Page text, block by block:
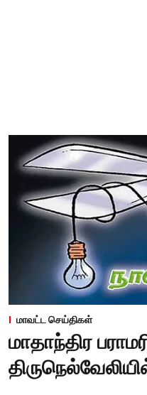
மாவட்ட செய்திகள்
மாதாந்திர